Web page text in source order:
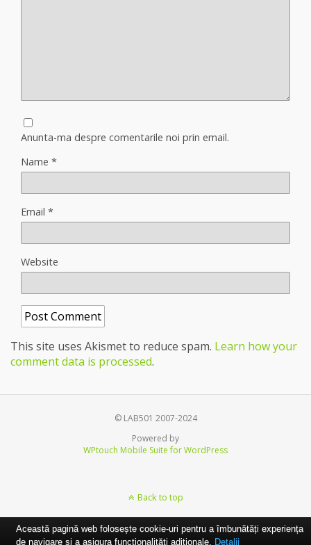
Anunta-ma despre comentarile noi prin email.
Name *
Email *
Website
This site uses Akismet to reduce spam. Learn how your
comment data is processed.
© LAB501 2007-2024
Powered by
WPtouch Mobile Suite for WordPress
Back to top
Această pagină web folosește cookie-uri pentru a îmbunătăți experiența
de navigare și a asigura funcționalițăți adiționale. Detalii